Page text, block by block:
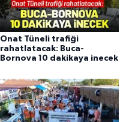
Onat Tüneli trafiği
rahatlatacak: Buca-
Bornova 10 dakikaya inecek